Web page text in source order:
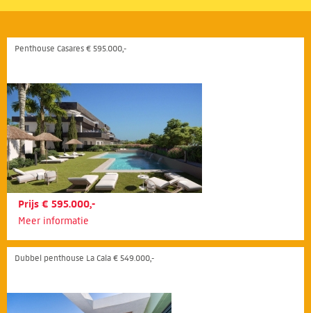
Penthouse Casares € 595.000,-
Prijs € 595.000,-
Meer informatie
Dubbel penthouse La Cala € 549.000,-